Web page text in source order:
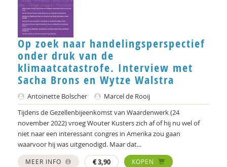
Christoph Henning
Felix van Hoften
Pieter Ippel
Ruben Jacobs
Chris Julien
Gesche Keding
Kees Klomp
Michiel Korthals
Op zoek naar handelingsperspectief
onder druk van de
klimaatcatastrofe. Interview met
Sacha Brons en Wytze Walstra
Antoinette Bolscher
Marcel de Rooij
Tijdens de Gezellenbijeenkomst van Waardenwerk (24
november 2022) vroeg Wouter Kusters zich af of hij nu wel of
niet naar een interessant congres in Amerika zou gaan
waarvoor hij was uitgenodigd. Maar dat...
MEER INFO €3,90
KOPEN